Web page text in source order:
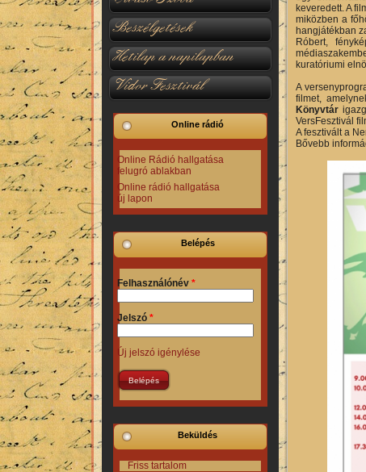
Beszélgetések
Hetilap a napilapban
Vidor Fesztivál
Online rádió
Online Rádió hallgatása
felugró ablakban
Online rádió hallgatása
új lapon
Belépés
Felhasználónév *
Jelszó *
Új jelszó igénylése
Beküldés
Friss tartalom
keveredett. A
miközben a
hangjátékban
Róbert,
kuratóriumi
A
filmet,
Könyvtár
VersFesztivál
A fesztivált a
Bővebb